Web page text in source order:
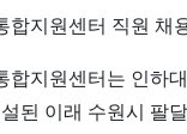
합지원센터 직원 채
합지원센터는 인하
된 이래 수원시 팔